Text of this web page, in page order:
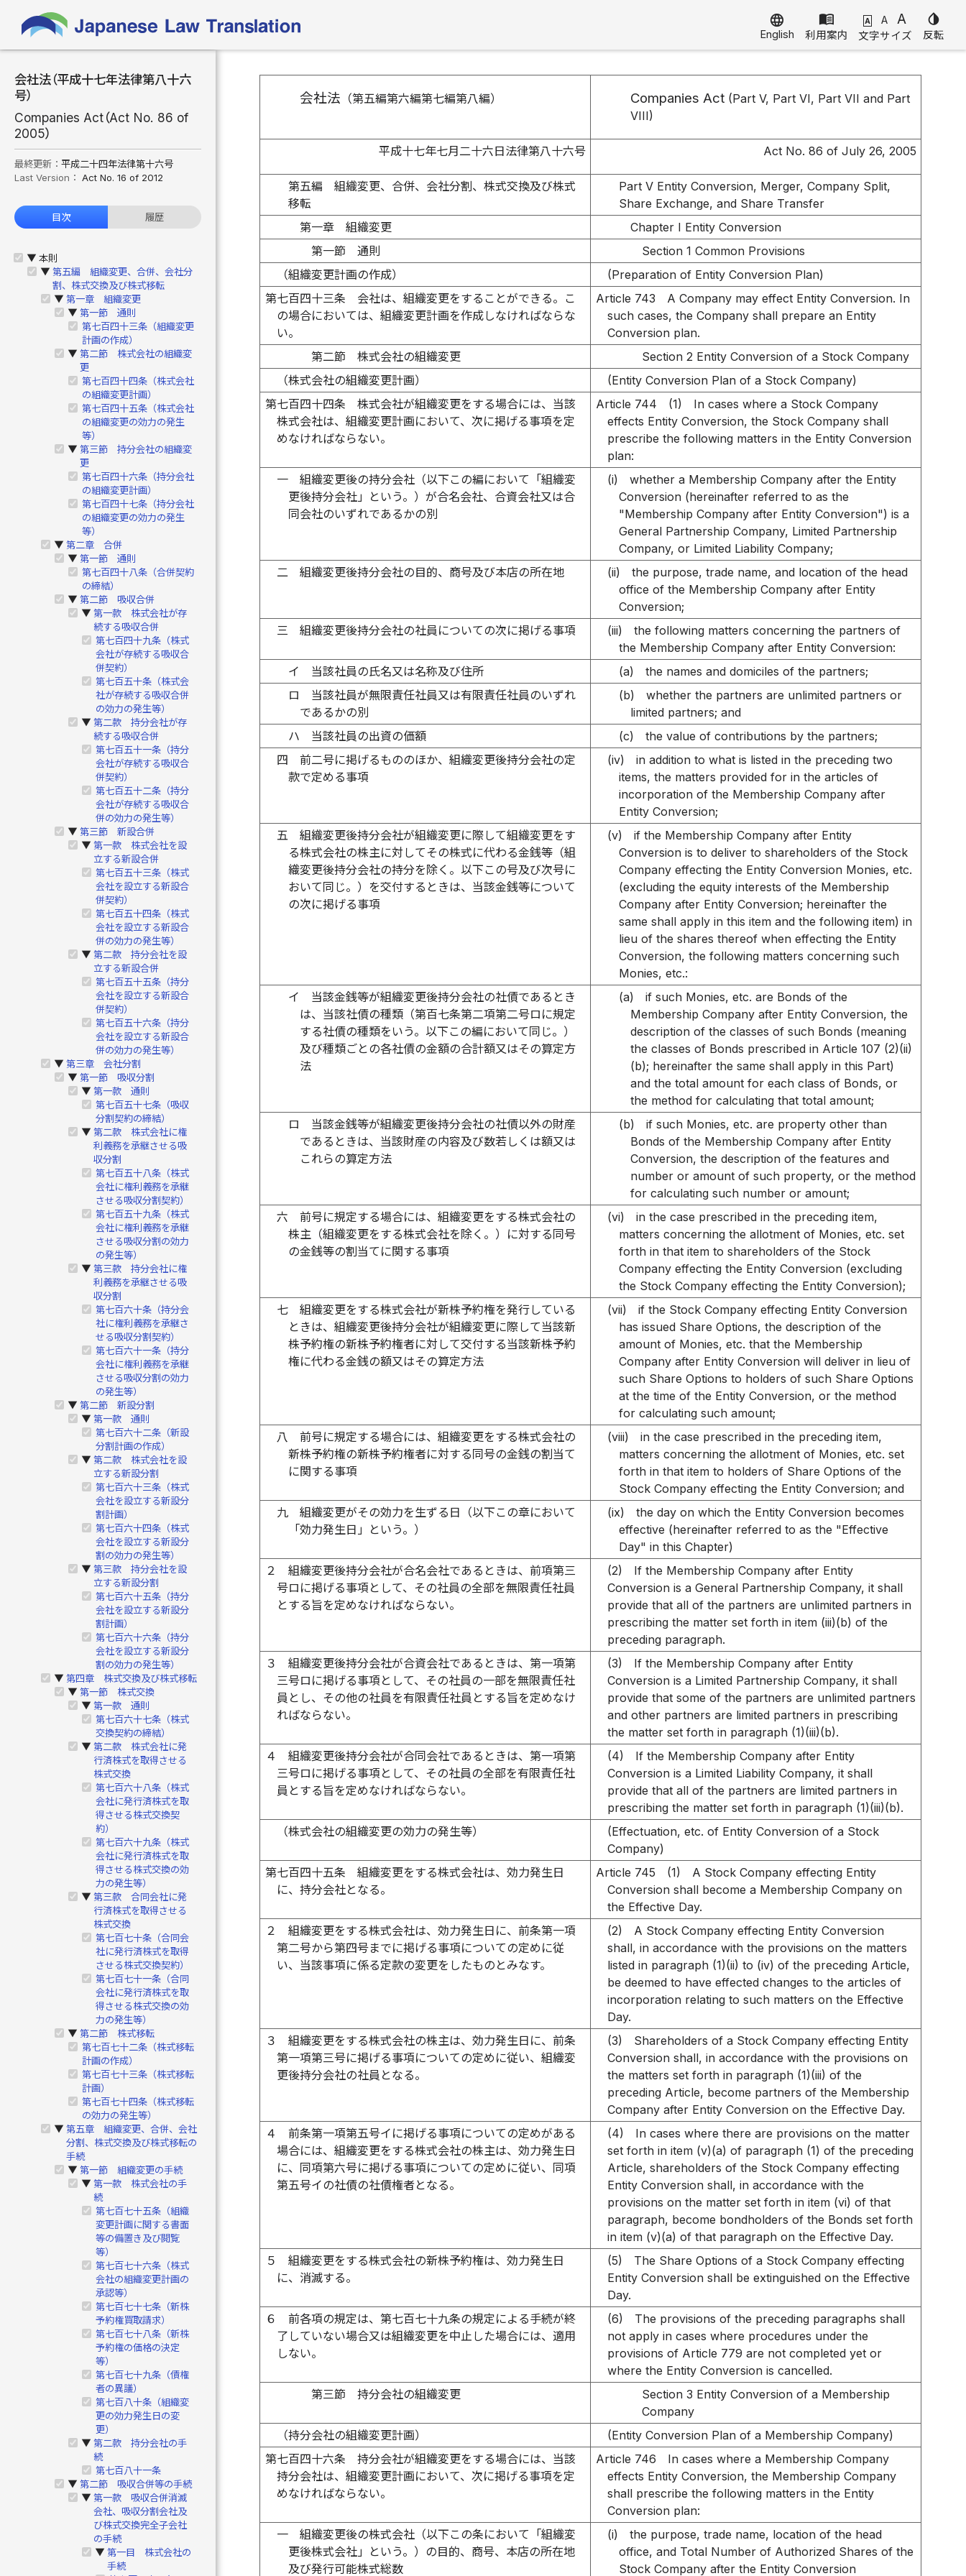
language
English
menu_book
利用案内
A A A
文字サイズ
invert_colors
反転
会社法（平成十七年法律第八十六
号）
Companies Act（Act No. 86 of
2005）
最終更新： 平成二十四年法律第十六号
Last Version： Act No. 16 of 2012
目次 履歴
▶ 本則
▶ 第五編 組織変更、合併、会社分
割、株式交換及び株式移転
▶ 第一章 組織変更
▶ 第一節 通則
第七百四十三条（組織変更
計画の作成）
▶ 第二節 株式会社の組織変
更
第七百四十四条（株式会社
の組織変更計画）
第七百四十五条（株式会社
の組織変更の効力の発生
等）
▶ 第三節 持分会社の組織変
更
第七百四十六条（持分会社
の組織変更計画）
第七百四十七条（持分会社
の組織変更の効力の発生
等）
▶ 第二章 合併
▶ 第一節 通則
第七百四十八条（合併契約
の締結）
▶ 第二節 吸収合併
▶ 第一款 株式会社が存
続する吸収合併
第七百四十九条（株式
会社が存続する吸収合
併契約）
第七百五十条（株式会
社が存続する吸収合併
の効力の発生等）
▶ 第二款 持分会社が存
続する吸収合併
第七百五十一条（持分
会社が存続する吸収合
併契約）
第七百五十二条（持分
会社が存続する吸収合
併の効力の発生等）
▶ 第三節 新設合併
▶ 第一款 株式会社を設
立する新設合併
第七百五十三条（株式
会社を設立する新設合
併契約）
第七百五十四条（株式
会社を設立する新設合
併の効力の発生等）
▶ 第二款 持分会社を設
立する新設合併
第七百五十五条（持分
会社を設立する新設合
併契約）
第七百五十六条（持分
会社を設立する新設合
併の効力の発生等）
▶ 第三章 会社分割
▶ 第一節 吸収分割
▶ 第一款 通則
第七百五十七条（吸収
分割契約の締結）
▶ 第二款 株式会社に権
利義務を承継させる吸
収分割
第七百五十八条（株式
会社に権利義務を承継
させる吸収分割契約）
第七百五十九条（株式
会社に権利義務を承継
させる吸収分割の効力
の発生等）
▶ 第三款 持分会社に権
利義務を承継させる吸
収分割
第七百六十条（持分会
社に権利義務を承継さ
せる吸収分割契約）
第七百六十一条（持分
会社に権利義務を承継
させる吸収分割の効力
の発生等）
▶ 第二節 新設分割
▶ 第一款 通則
第七百六十二条（新設
分割計画の作成）
▶ 第二款 株式会社を設
立する新設分割
第七百六十三条（株式
会社を設立する新設分
割計画）
第七百六十四条（株式
会社を設立する新設分
割の効力の発生等）
▶ 第三款 持分会社を設
立する新設分割
第七百六十五条（持分
会社を設立する新設分
割計画）
第七百六十六条（持分
会社を設立する新設分
割の効力の発生等）
▶ 第四章 株式交換及び株式移転
▶ 第一節 株式交換
▶ 第一款 通則
第七百六十七条（株式
交換契約の締結）
▶ 第二款 株式会社に発
行済株式を取得させる
株式交換
第七百六十八条（株式
会社に発行済株式を取
得させる株式交換契
約）
第七百六十九条（株式
会社に発行済株式を取
得させる株式交換の効
力の発生等）
▶ 第三款 合同会社に発
行済株式を取得させる
株式交換
第七百七十条（合同会
社に発行済株式を取得
させる株式交換契約）
第七百七十一条（合同
会社に発行済株式を取
得させる株式交換の効
力の発生等）
▶ 第二節 株式移転
第七百七十二条（株式移転
計画の作成）
第七百七十三条（株式移転
計画）
第七百七十四条（株式移転
の効力の発生等）
▶ 第五章 組織変更、合併、会社
分割、株式交換及び株式移転の
手続
▶ 第一節 組織変更の手続
▶ 第一款 株式会社の手
続
第七百七十五条（組織
変更計画に関する書面
等の備置き及び閲覧
等）
第七百七十六条（株式
会社の組織変更計画の
承認等）
第七百七十七条（新株
予約権買取請求）
第七百七十八条（新株
予約権の価格の決定
等）
第七百七十九条（債権
者の異議）
第七百八十条（組織変
更の効力発生日の変
更）
▶ 第二款 持分会社の手
続
第七百八十一条
▶ 第二節 吸収合併等の手続
▶ 第一款 吸収合併消滅
会社、吸収分割会社及
び株式交換完全子会社
の手続
▶ 第一目 株式会社の
手続
会社法 （第五編第六編第七編第八編） Companies Act (Part V, Part VI, Part VII and Part
VIII)
平成十七年七月二十六日法律第八十六号 Act No. 86 of July 26, 2005
第五編 組織変更、合併、会社分割、株式交換及び株式
移転
Part V Entity Conversion, Merger, Company Split,
Share Exchange, and Share Transfer
第一章 組織変更
Chapter I Entity Conversion
第一節 通則
Section 1 Common Provisions
（組織変更計画の作成）
(Preparation of Entity Conversion Plan)
第七百四十三条
会社は、組織変更をすることができる。こ
の場合においては、組織変更計画を作成しなければならな
い。
Article 743
A Company may effect Entity Conversion. In
such cases, the Company shall prepare an Entity
Conversion plan.
第二節 株式会社の組織変更
Section 2 Entity Conversion of a Stock Company
（株式会社の組織変更計画）
(Entity Conversion Plan of a Stock Company)
第七百四十四条
株式会社が組織変更をする場合には、当該
株式会社は、組織変更計画において、次に掲げる事項を定
めなければならない。
Article 744 (1)
In cases where a Stock Company
effects Entity Conversion, the Stock Company shall
prescribe the following matters in the Entity Conversion
plan:
一
組織変更後の持分会社（以下この編において「組織変
更後持分会社」という。）が合名会社、合資会社又は合
同会社のいずれであるかの別
(i)
whether a Membership Company after the Entity
Conversion (hereinafter referred to as the
"Membership Company after Entity Conversion") is a
General Partnership Company, Limited Partnership
Company, or Limited Liability Company;
二
組織変更後持分会社の目的、商号及び本店の所在地 (ii)
the purpose, trade name, and location of the head
office of the Membership Company after Entity
Conversion;
三
組織変更後持分会社の社員についての次に掲げる事項 (iii)
the following matters concerning the partners of
the Membership Company after Entity Conversion:
イ
当該社員の氏名又は名称及び住所 (a)
the names and domiciles of the partners;
ロ
当該社員が無限責任社員又は有限責任社員のいずれ
であるかの別
(b)
whether the partners are unlimited partners or
limited partners; and
ハ
当該社員の出資の価額 (c)
the value of contributions by the partners;
四
前二号に掲げるもののほか、組織変更後持分会社の定
款で定める事項
(iv)
in addition to what is listed in the preceding two
items, the matters provided for in the articles of
incorporation of the Membership Company after
Entity Conversion;
五
組織変更後持分会社が組織変更に際して組織変更をす
る株式会社の株主に対してその株式に代わる金銭等（組
織変更後持分会社の持分を除く。以下この号及び次号に
おいて同じ。）を交付するときは、当該金銭等について
の次に掲げる事項
(v)
if the Membership Company after Entity
Conversion is to deliver to shareholders of the Stock
Company effecting the Entity Conversion Monies, etc.
(excluding the equity interests of the Membership
Company after Entity Conversion; hereinafter the
same shall apply in this item and the following item) in
lieu of the shares thereof when effecting the Entity
Conversion, the following matters concerning such
Monies, etc.:
イ
当該金銭等が組織変更後持分会社の社債であるとき
は、当該社債の種類（第百七条第二項第二号ロに規定
する社債の種類をいう。以下この編において同じ。）
及び種類ごとの各社債の金額の合計額又はその算定方
法
(a)
if such Monies, etc. are Bonds of the
Membership Company after Entity Conversion, the
description of the classes of such Bonds (meaning
the classes of Bonds prescribed in Article 107 (2)(ii)
(b); hereinafter the same shall apply in this Part)
and the total amount for each class of Bonds, or
the method for calculating that total amount;
ロ
当該金銭等が組織変更後持分会社の社債以外の財産
であるときは、当該財産の内容及び数若しくは額又は
これらの算定方法
(b)
if such Monies, etc. are property other than
Bonds of the Membership Company after Entity
Conversion, the description of the features and
number or amount of such property, or the method
for calculating such number or amount;
六
前号に規定する場合には、組織変更をする株式会社の
株主（組織変更をする株式会社を除く。）に対する同号
の金銭等の割当てに関する事項
(vi)
in the case prescribed in the preceding item,
matters concerning the allotment of Monies, etc. set
forth in that item to shareholders of the Stock
Company effecting the Entity Conversion (excluding
the Stock Company effecting the Entity Conversion);
七
組織変更をする株式会社が新株予約権を発行している
ときは、組織変更後持分会社が組織変更に際して当該新
株予約権の新株予約権者に対して交付する当該新株予約
権に代わる金銭の額又はその算定方法
(vii)
if the Stock Company effecting Entity Conversion
has issued Share Options, the description of the
amount of Monies, etc. that the Membership
Company after Entity Conversion will deliver in lieu of
such Share Options to holders of such Share Options
at the time of the Entity Conversion, or the method
for calculating such amount;
八
前号に規定する場合には、組織変更をする株式会社の
新株予約権の新株予約権者に対する同号の金銭の割当て
に関する事項
(viii)
in the case prescribed in the preceding item,
matters concerning the allotment of Monies, etc. set
forth in that item to holders of Share Options of the
Stock Company effecting the Entity Conversion; and
九
組織変更がその効力を生ずる日（以下この章において
「効力発生日」という。）
(ix)
the day on which the Entity Conversion becomes
effective (hereinafter referred to as the "Effective
Day" in this Chapter)
２
組織変更後持分会社が合名会社であるときは、前項第三
号ロに掲げる事項として、その社員の全部を無限責任社員
とする旨を定めなければならない。
(2)
If the Membership Company after Entity
Conversion is a General Partnership Company, it shall
provide that all of the partners are unlimited partners in
prescribing the matter set forth in item (iii)(b) of the
preceding paragraph.
３
組織変更後持分会社が合資会社であるときは、第一項第
三号ロに掲げる事項として、その社員の一部を無限責任社
員とし、その他の社員を有限責任社員とする旨を定めなけ
ればならない。
(3)
If the Membership Company after Entity
Conversion is a Limited Partnership Company, it shall
provide that some of the partners are unlimited partners
and other partners are limited partners in prescribing
the matter set forth in paragraph (1)(iii)(b).
４
組織変更後持分会社が合同会社であるときは、第一項第
三号ロに掲げる事項として、その社員の全部を有限責任社
員とする旨を定めなければならない。
(4)
If the Membership Company after Entity
Conversion is a Limited Liability Company, it shall
provide that all of the partners are limited partners in
prescribing the matter set forth in paragraph (1)(iii)(b).
（株式会社の組織変更の効力の発生等）
(Effectuation, etc. of Entity Conversion of a Stock
Company)
第七百四十五条
組織変更をする株式会社は、効力発生日
に、持分会社となる。
Article 745 (1)
A Stock Company effecting Entity
Conversion shall become a Membership Company on
the Effective Day.
２
組織変更をする株式会社は、効力発生日に、前条第一項
第二号から第四号までに掲げる事項についての定めに従
い、当該事項に係る定款の変更をしたものとみなす。
(2)
A Stock Company effecting Entity Conversion
shall, in accordance with the provisions on the matters
listed in paragraph (1)(ii) to (iv) of the preceding Article,
be deemed to have effected changes to the articles of
incorporation relating to such matters on the Effective
Day.
３
組織変更をする株式会社の株主は、効力発生日に、前条
第一項第三号に掲げる事項についての定めに従い、組織変
更後持分会社の社員となる。
(3)
Shareholders of a Stock Company effecting Entity
Conversion shall, in accordance with the provisions on
the matters set forth in paragraph (1)(iii) of the
preceding Article, become partners of the Membership
Company after Entity Conversion on the Effective Day.
４
前条第一項第五号イに掲げる事項についての定めがある
場合には、組織変更をする株式会社の株主は、効力発生日
に、同項第六号に掲げる事項についての定めに従い、同項
第五号イの社債の社債権者となる。
(4)
In cases where there are provisions on the matter
set forth in item (v)(a) of paragraph (1) of the preceding
Article, shareholders of the Stock Company effecting
Entity Conversion shall, in accordance with the
provisions on the matter set forth in item (vi) of that
paragraph, become bondholders of the Bonds set forth
in item (v)(a) of that paragraph on the Effective Day.
５
組織変更をする株式会社の新株予約権は、効力発生日
に、消滅する。
(5)
The Share Options of a Stock Company effecting
Entity Conversion shall be extinguished on the Effective
Day.
６
前各項の規定は、第七百七十九条の規定による手続が終
了していない場合又は組織変更を中止した場合には、適用
しない。
(6)
The provisions of the preceding paragraphs shall
not apply in cases where procedures under the
provisions of Article 779 are not completed yet or
where the Entity Conversion is cancelled.
第三節 持分会社の組織変更
Section 3 Entity Conversion of a Membership
Company
（持分会社の組織変更計画）
(Entity Conversion Plan of a Membership Company)
第七百四十六条
持分会社が組織変更をする場合には、当該
持分会社は、組織変更計画において、次に掲げる事項を定
めなければならない。
Article 746
In cases where a Membership Company
effects Entity Conversion, the Membership Company
shall prescribe the following matters in the Entity
Conversion plan:
一
組織変更後の株式会社（以下この条において「組織変
更後株式会社」という。）の目的、商号、本店の所在地
及び発行可能株式総数
(i)
the purpose, trade name, location of the head
office, and Total Number of Authorized Shares of the
Stock Company after the Entity Conversion